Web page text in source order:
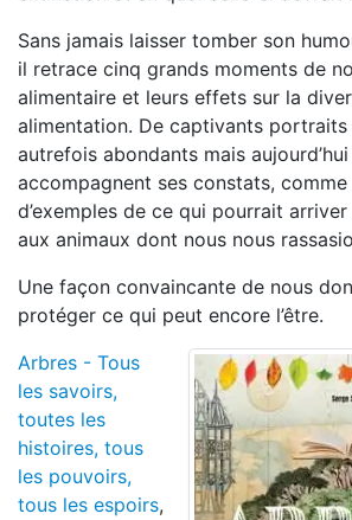
Sans jamais laisser tomber son
il retrace cinq grands moments de
alimentaire et leurs effets sur la
alimentation. De captivants portraits
autrefois abondants mais
accompagnent ses constats, comme
d’exemples de ce qui pourrait
aux animaux dont nous nous
Une façon convaincante de nous
protéger ce qui peut encore l’être.
Arbres - Tous
les savoirs,
toutes les
histoires, tous
les pouvoirs,
tous les espoirs,